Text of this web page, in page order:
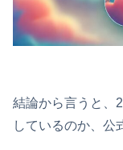
結論から言うと、
しているのか、公